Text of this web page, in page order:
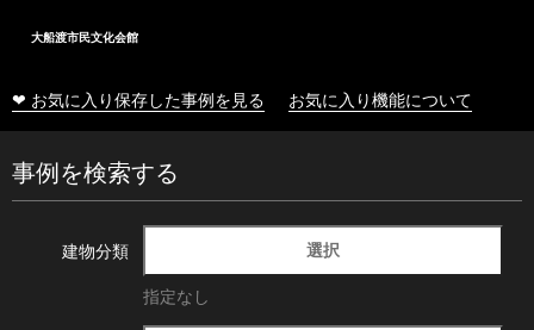
大船渡市民文化会館
❤ お気に入り保存した事例を見る お気に入り機能について
事例を検索する
建物分類 選択
指定なし